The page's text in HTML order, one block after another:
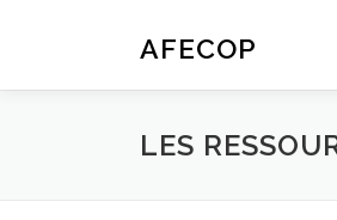
AFECOP
LES